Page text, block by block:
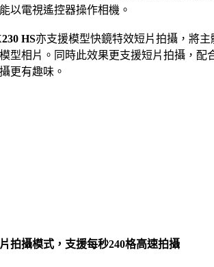
以電視遙控器操作相機。
HS亦支援模型快鏡特效短片拍攝，將
型相片。同時此效果更支援短片拍攝，配
更有趣味。
拍攝模式，支援每秒240格高速拍攝